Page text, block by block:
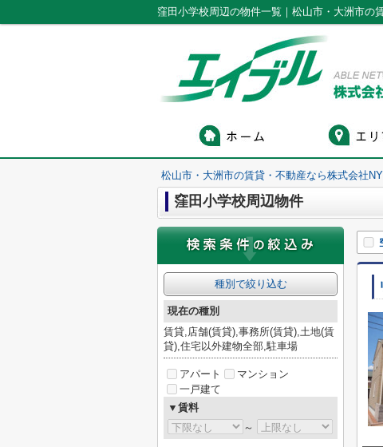
窪田小学校周辺の物件一覧｜松山市・大洲市の
松山市・大洲市の賃貸・不動産なら株式会社
窪田小学校周辺物件
種別で絞り込む
現在の種別
賃貸,店舗(賃貸),事務所(賃貸),土地(賃
貸),住宅以外建物全部,駐車場
アパート
マンション
一戸建て
▼賃料
～